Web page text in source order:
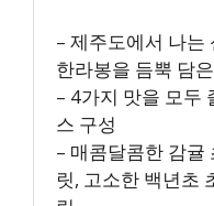
– 제주도에서 나는
한라봉을 듬뿍 담
– 4가지 맛을 모두
스 구성
– 매콤달콤한 감귤
릿, 고소한 백년초